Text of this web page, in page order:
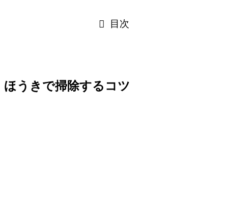
目次
ほうきで掃除するコツ